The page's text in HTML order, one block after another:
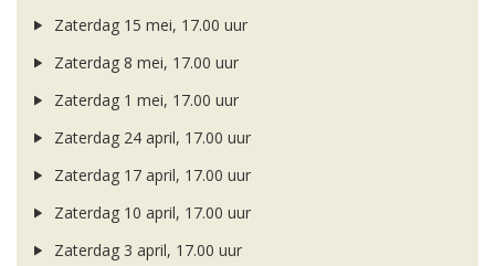
Zaterdag 15 mei, 17.00 uur
Zaterdag 8 mei, 17.00 uur
Zaterdag 1 mei, 17.00 uur
Zaterdag 24 april, 17.00 uur
Zaterdag 17 april, 17.00 uur
Zaterdag 10 april, 17.00 uur
Zaterdag 3 april, 17.00 uur